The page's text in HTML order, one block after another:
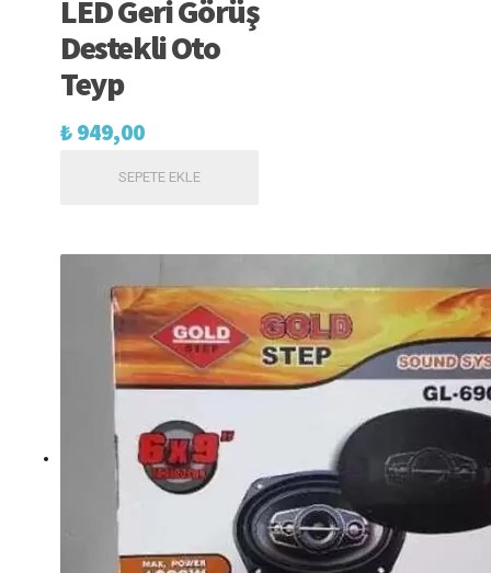
LED Geri Görüş
Destekli Oto
Teyp
₺949,00
SEPETE EKLE